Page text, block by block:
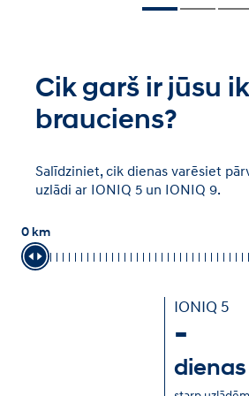
Cik garš ir jūsu
brauciens?
Salīdziniet, cik dienas varēsiet
uzlādi ar IONIQ 5 un IONIQ 9.
0 km
IONIQ 5
-
dienas